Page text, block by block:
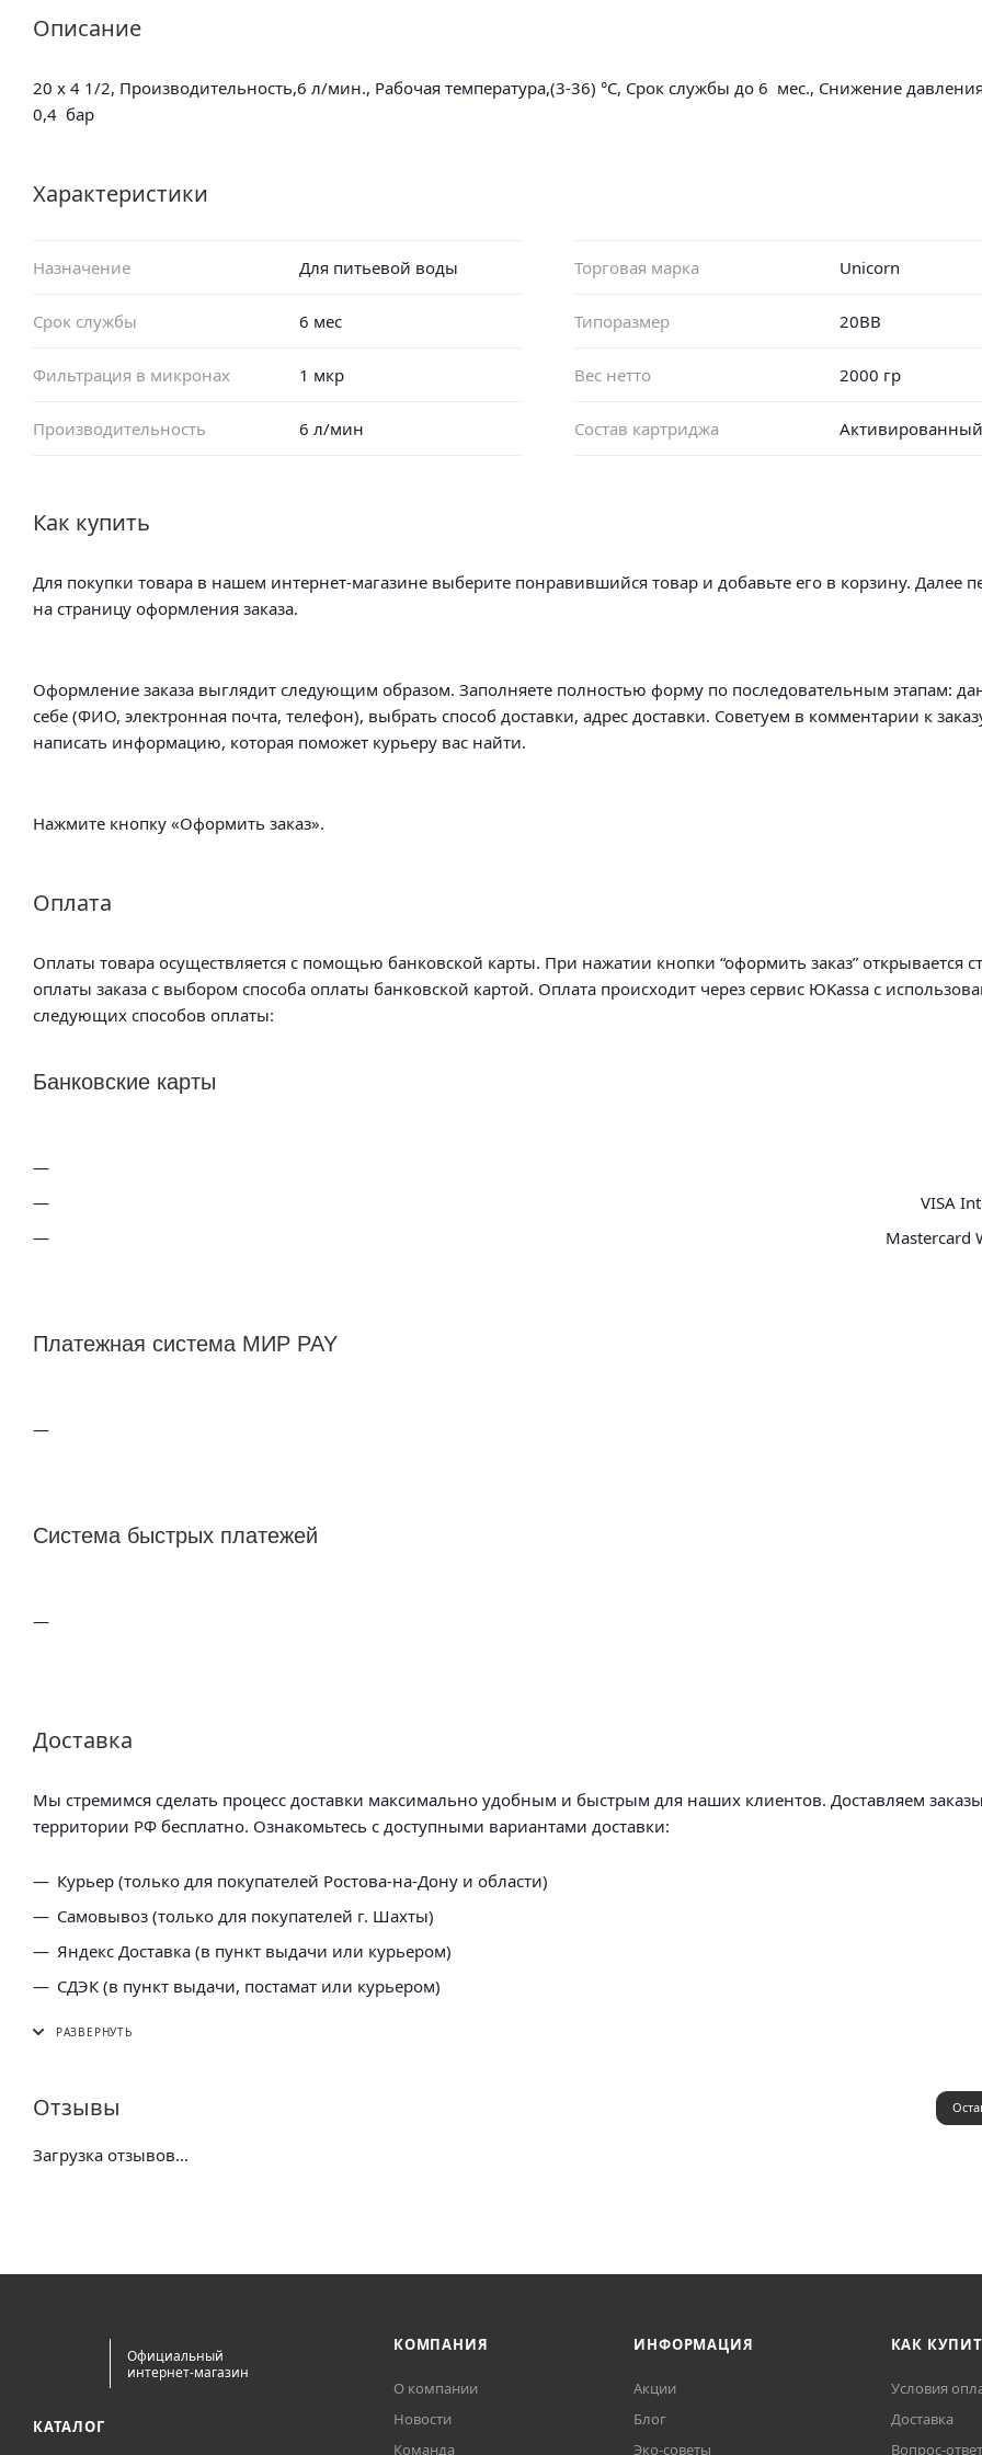
Описание
20 x 4 1/2, Производительность,6 л/мин., Рабочая температура,(3-36) °С, Срок службы до 6 мес., Снижение
0,4 бар
Характеристики
Назначение Для питьевой воды Торговая марка Unicorn
Срок службы 6 мес Типоразмер 20BB
Фильтрация в микронах 1 мкр Вес нетто 2000 гр
Производительность 6 л/мин Состав картриджа
Как купить
Для покупки товара в нашем интернет-магазине выберите понравившийся товар и добавьте его в корзину. Далее
на страницу оформления заказа.
Оформление заказа выглядит следующим образом. Заполняете полностью форму по последовательным этапам:
себе (ФИО, электронная почта, телефон), выбрать способ доставки, адрес доставки. Советуем в комментарии к
написать информацию, которая поможет курьеру вас найти.
Нажмите кнопку «Оформить заказ».
Оплата
Оплаты товара осуществляется с помощью банковской карты. При нажатии кнопки “оформить заказ” открывается
оплаты заказа с выбором способа оплаты банковской картой. Оплата происходит через сервис ЮKassa с
следующих способов оплаты:
Банковские карты
VISA
Mastercard
Платежная система МИР PAY
Система быстрых платежей
Доставка
Мы стремимся сделать процесс доставки максимально удобным и быстрым для наших клиентов. Доставляем
территории РФ бесплатно. Ознакомьтесь с доступными вариантами доставки:
Курьер (только для покупателей Ростова-на-Дону и области)
Самовывоз (только для покупателей г. Шахты)
Яндекс Доставка (в пункт выдачи или курьером)
СДЭК (в пункт выдачи, постамат или курьером)
Отзывы
Загрузка отзывов...
Официальный
интернет-магазин
КАТАЛОГ
КОМПАНИЯ
О компании
Новости
Команда
ИНФОРМАЦИЯ
Акции
Блог
Эко-советы
КАК
Условия
Доставка
Вопрос-ответ